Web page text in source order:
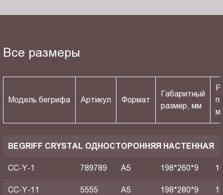
Все размеры
Модель бегрифа Артикул Формат
Габаритный
размер, мм
BEGRIFF CRYSTAL ОДНОСТОРОННЯЯ НАСТЕННАЯ
CC-Y-1 789789 A5 198*260*9
CC-Y-11 5555 A5 198*280*9